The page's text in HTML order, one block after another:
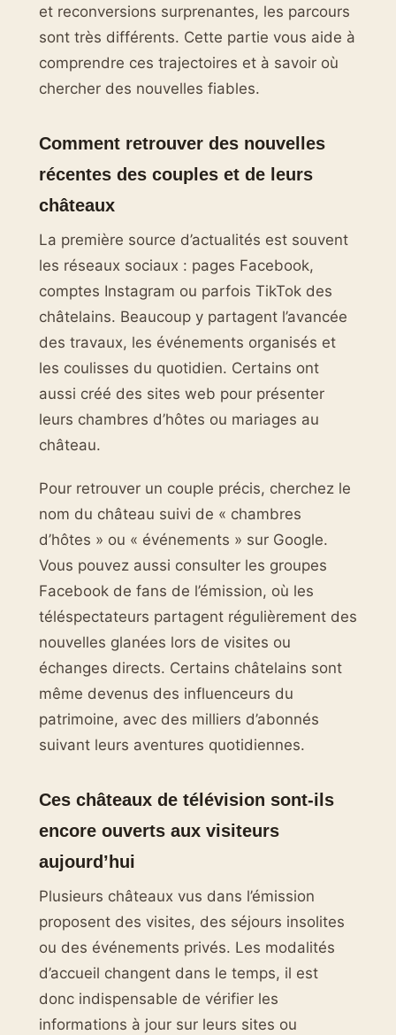
et reconversions surprenantes, les parcours
sont très différents. Cette partie vous aide à
comprendre ces trajectoires et à savoir où
chercher des nouvelles fiables.
Comment retrouver des nouvelles
récentes des couples et de leurs
châteaux
La première source d’actualités est souvent
les réseaux sociaux : pages Facebook,
comptes Instagram ou parfois TikTok des
châtelains. Beaucoup y partagent l’avancée
des travaux, les événements organisés et
les coulisses du quotidien. Certains ont
aussi créé des sites web pour présenter
leurs chambres d’hôtes ou mariages au
château.
Pour retrouver un couple précis, cherchez le
nom du château suivi de « chambres
d’hôtes » ou « événements » sur Google.
Vous pouvez aussi consulter les groupes
Facebook de fans de l’émission, où les
téléspectateurs partagent régulièrement des
nouvelles glanées lors de visites ou
échanges directs. Certains châtelains sont
même devenus des influenceurs du
patrimoine, avec des milliers d’abonnés
suivant leurs aventures quotidiennes.
Ces châteaux de télévision sont-ils
encore ouverts aux visiteurs
aujourd’hui
Plusieurs châteaux vus dans l’émission
proposent des visites, des séjours insolites
ou des événements privés. Les modalités
d’accueil changent dans le temps, il est
donc indispensable de vérifier les
informations à jour sur leurs sites ou